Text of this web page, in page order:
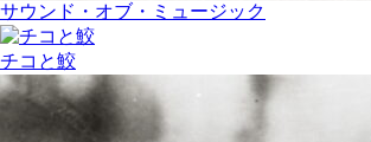
サウンド・オブ・ミュージック
チコと鮫